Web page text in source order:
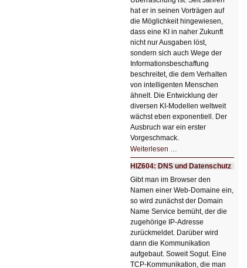
hat er in seinen Vorträgen auf
die Möglichkeit hingewiesen,
dass eine KI in naher Zukunft
nicht nur Ausgaben löst,
sondern sich auch Wege der
Informationsbeschaffung
beschreitet, die dem Verhalten
von intelligenten Menschen
ähnelt. Die Entwicklung der
diversen KI-Modellen weltweit
wächst eben exponentiell. Der
Ausbruch war ein erster
Vorgeschmack.
Weiterlesen …
Der
Ausbruch
der
KI
HIZ604: DNS und Datenschutz
Gibt man im Browser den
Namen einer Web-Domaine ein,
so wird zunächst der Domain
Name Service bemüht, der die
zugehörige IP-Adresse
zurückmeldet. Darüber wird
dann die Kommunikation
aufgebaut. Soweit Sogut. Eine
TCP-Kommunikation, die man